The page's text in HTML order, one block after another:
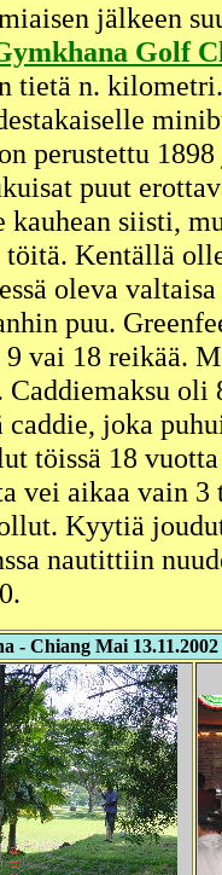
jälkeen
Golf
tietä n.
perustettu 1898
puut
siisti,
Kentällä
oleva
puu.
vai 18 reikää.
oli
joka
töissä 18
vei aikaa vain 3
Kyytiä
nautittiin
- Chiang Mai 13.11.2002